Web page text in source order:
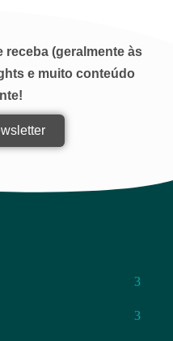
receba (geralmente às
e muito conteúdo